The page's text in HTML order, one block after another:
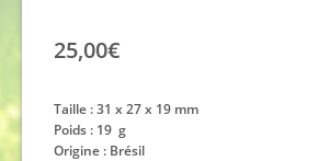
25,00€
Taille : 31 x 27 x 19 mm
Poids : 19 g
Origine : Brésil